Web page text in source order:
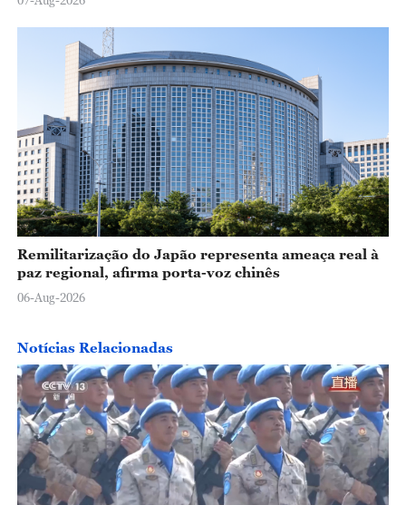
Remilitarização do Japão representa ameaça real à
paz regional, afirma porta-voz chinês
06-Aug-2026
Notícias Relacionadas